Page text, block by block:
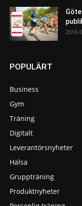
2018-
POPULÄRT
Business
Gym
Träning
Digitalt
Leverantörsnyheter
Hälsa
Gruppträning
Produktnyheter